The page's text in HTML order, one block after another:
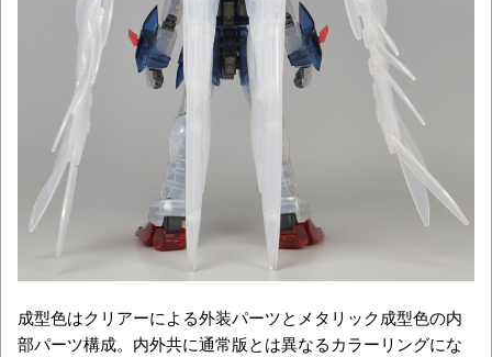
成型色はクリアーによる外装パーツとメタリック成型色の内
部パーツ構成。内外共に通常版とは異なるカラーリングにな